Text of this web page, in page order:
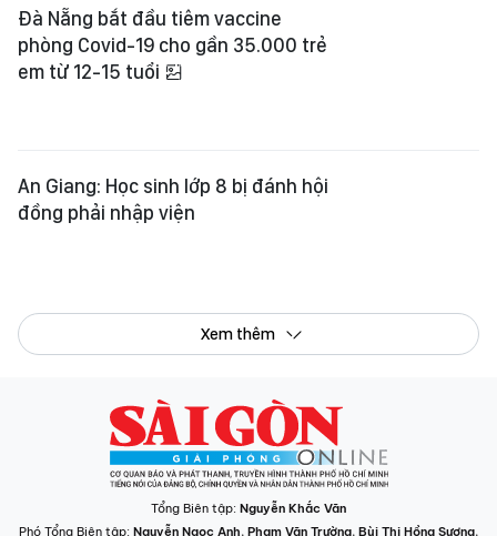
Đà Nẵng bắt đầu tiêm vaccine
phòng Covid-19 cho gần 35.000 trẻ
em từ 12-15 tuổi
An Giang: Học sinh lớp 8 bị đánh hội
đồng phải nhập viện
Xem thêm
Tổng Biên tập: Nguyễn Khắc Văn
Phó Tổng Biên tập: Nguyễn Ngọc Anh, Phạm Văn Trường, Bùi Thị Hồng Sương,